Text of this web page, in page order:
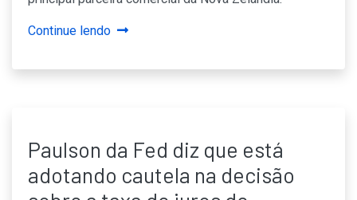
Continue lendo
Paulson da Fed diz que está
adotando cautela na decisão